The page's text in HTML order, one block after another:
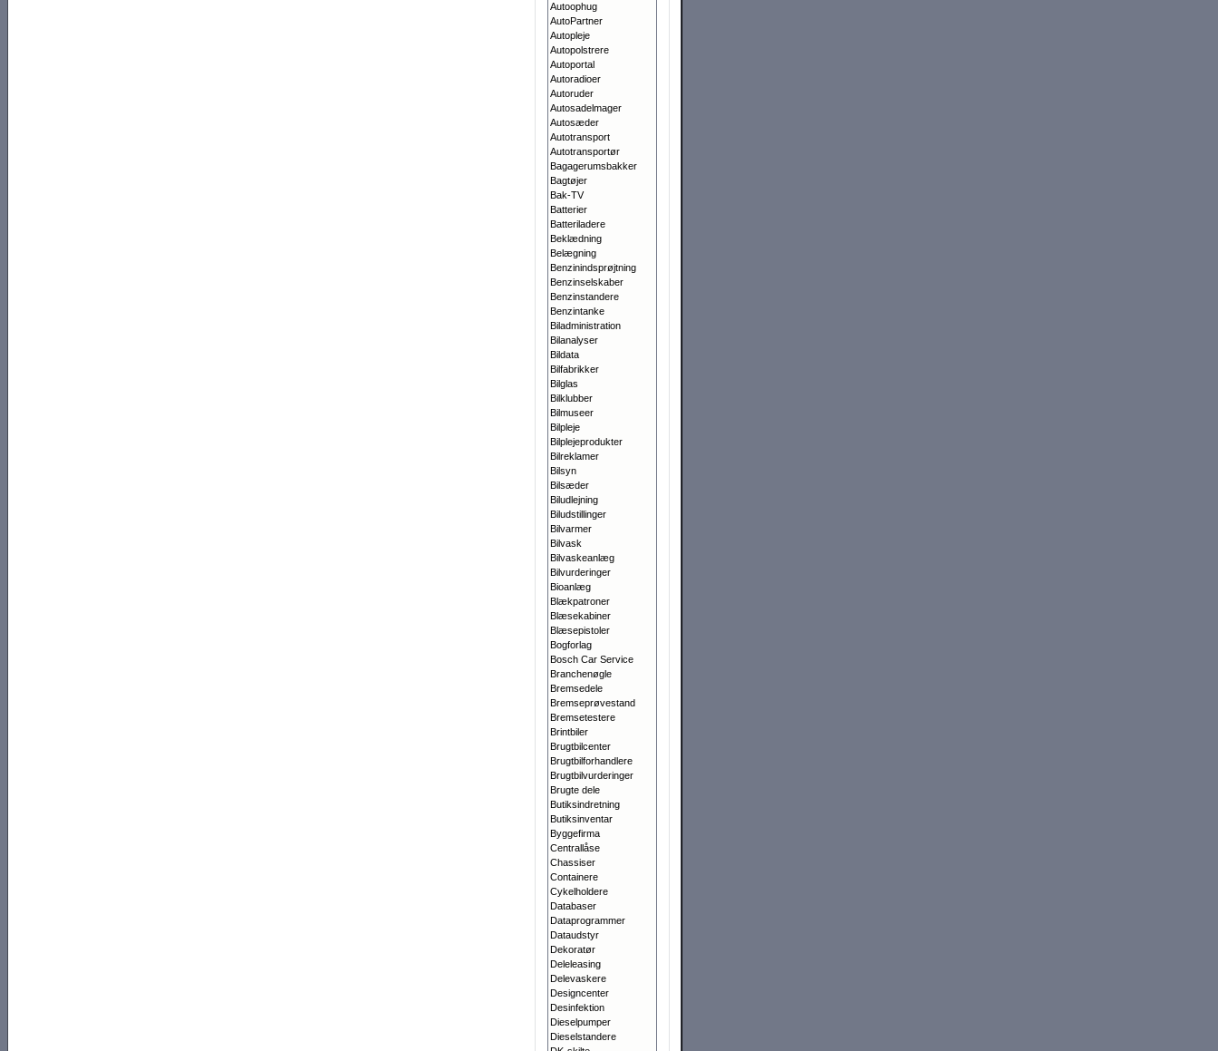
Autoophug
AutoPartner
Autopleje
Autopolstrere
Autoportal
Autoradioer
Autoruder
Autosadelmager
Autosæder
Autotransport
Autotransportør
Bagagerumsbakker
Bagtøjer
Bak-TV
Batterier
Batteriladere
Beklædning
Belægning
Benzinindsprøjtning
Benzinselskaber
Benzinstandere
Benzintanke
Biladministration
Bilanalyser
Bildata
Bilfabrikker
Bilglas
Bilklubber
Bilmuseer
Bilpleje
Bilplejeprodukter
Bilreklamer
Bilsyn
Bilsæder
Biludlejning
Biludstillinger
Bilvarmer
Bilvask
Bilvaskeanlæg
Bilvurderinger
Bioanlæg
Blækpatroner
Blæsekabiner
Blæsepistoler
Bogforlag
Bosch Car Service
Branchenøgle
Bremsedele
Bremseprøvestand
Bremsetestere
Brintbiler
Brugtbilcenter
Brugtbilforhandlere
Brugtbilvurderinger
Brugte dele
Butiksindretning
Butiksinventar
Byggefirma
Centrallåse
Chassiser
Containere
Cykelholdere
Databaser
Dataprogrammer
Dataudstyr
Dekoratør
Deleleasing
Delevaskere
Designcenter
Desinfektion
Dieselpumper
Dieselstandere